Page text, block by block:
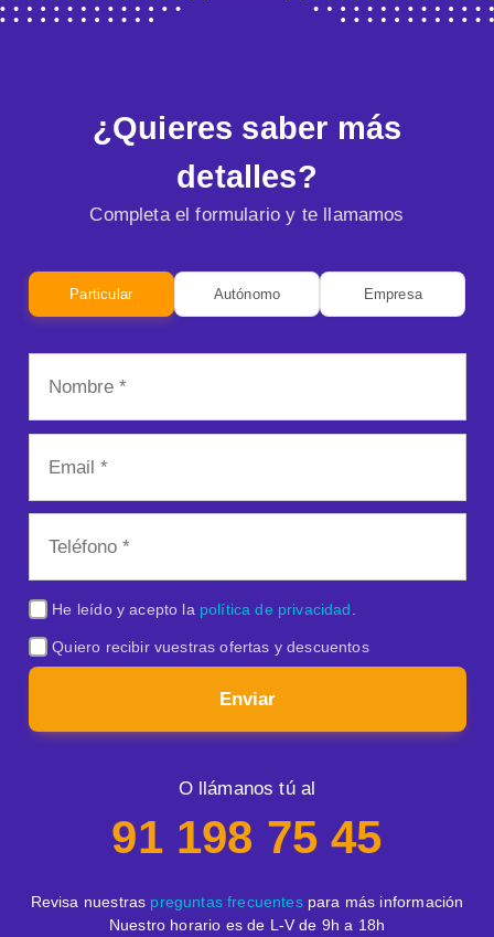
¿Quieres saber más
detalles?
Completa el formulario y te llamamos
Particular Autónomo Empresa
He leído y acepto la política de privacidad.
Quiero recibir vuestras ofertas y descuentos
Enviar
O llámanos tú al
91 198 75 45
Revisa nuestras preguntas frecuentespara más información
Nuestro horario es de L-V de 9h a 18h